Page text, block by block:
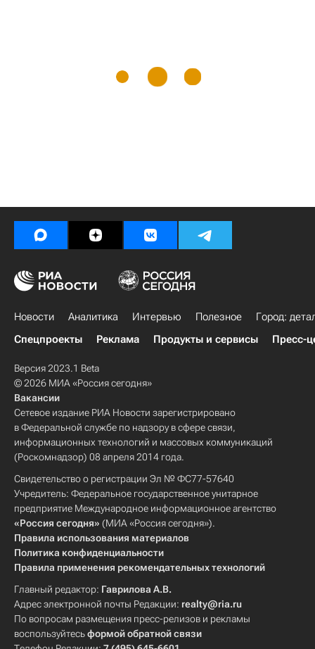
Новости Аналитика Интервью Полезное
Город:
Спецпроекты
Реклама Продукты и сервисы Пресс-
Версия 2023.1 Beta
© 2026 МИА «Россия сегодня»
Вакансии
Сетевое издание РИА Новости зарегистрировано
в Федеральной службе по надзору в сфере связи,
информационных технологий и массовых коммуникаций
(Роскомнадзор) 08 апреля 2014 года.
Свидетельство о регистрации Эл № ФС77-57640
Учредитель: Федеральное государственное унитарное
предприятие Международное информационное агентство
«Россия сегодня» (МИА «Россия сегодня»).
Правила использования материалов
Политика конфиденциальности
Правила применения рекомендательных технологий
Главный редактор: Гаврилова А.В.
Адрес электронной почты Редакции: realty@ria.ru
По вопросам размещения пресс-релизов и рекламы
воспользуйтесьформой обратной связи